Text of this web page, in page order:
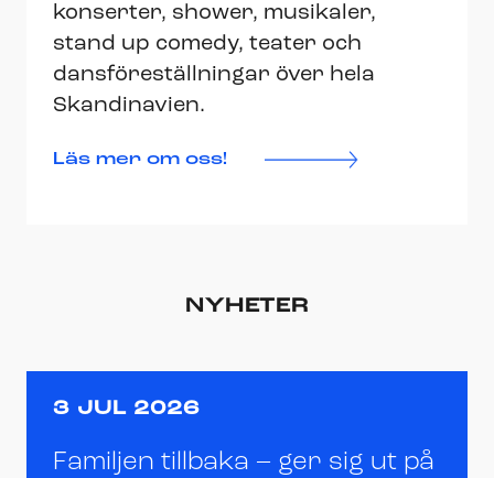
konserter, shower, musikaler,
stand up comedy, teater och
dansföreställningar över hela
Skandinavien.
Läs mer om oss!
NYHETER
3 JUL 2026
Familjen tillbaka – ger sig ut på